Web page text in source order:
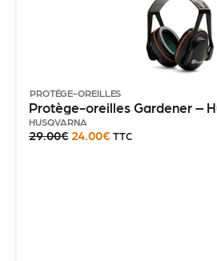
PROTÈGE-OREILLES
Protège-oreilles Gardener –
HUSQVARNA
29.00€ 24.00€ TTC